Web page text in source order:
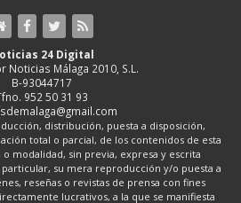
24 Digital
Noticias Málaga 2010, S.L.
B-93044717
952 50 31 93
distribución, puesta a disposición,
total o parcial, de los contenidos de esta
modalidad, sin previa, expresa y escrita
su mera reproducción y/o puesta a
reseñas o revistas de prensa con fines
lucrativos, a la que se manifiesta